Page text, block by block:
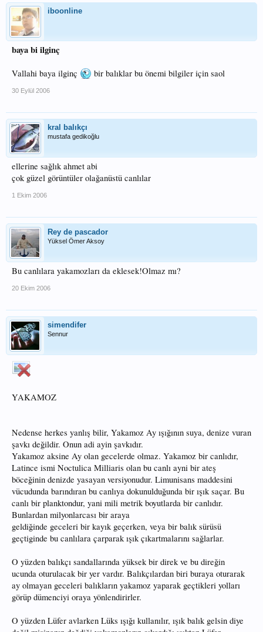
iboonline
baya bi ilginç
Vallahi baya ilginç bir balıklar bu önemi bilgiler için saol
30 Eylül 2006
kral balıkçı
mustafa gedikoğlu
ellerine sağlık ahmet abi
çok güzel görüntüler olağanüstü canlılar
1 Ekim 2006
Rey de pascador
Yüksel Ömer Aksoy
Bu canlılara yakamozları da eklesek!Olmaz mı?
20 Ekim 2006
simendifer
Sennur
YAKAMOZ
Nedense herkes yanlış bilir, Yakamoz Ay ışığının suya, denize vuran
şavkı değildir. Onun adi ayin şavkıdır.
Yakamoz aksine Ay olan gecelerde olmaz. Yakamoz bir canlıdır,
Latince ismi Noctulica Milliaris olan bu canlı ayni bir ateş
böceğinin denizde yasayan versiyonudur. Limunisans maddesini
vücudunda barındıran bu canlıya dokunulduğunda bir ışık saçar. Bu
canlı bir planktondur, yani mili metrik boyutlarda bir canlıdır.
Bunlardan milyonlarcası bir araya
geldiğinde geceleri bir kayık geçerken, veya bir balık sürüsü
geçtiginde bu canlılara çarparak ışık çıkartmalarını sağlarlar.
O yüzden balıkçı sandallarında yüksek bir direk ve bu direğin
ucunda oturulacak bir yer vardır. Balıkçılardan biri buraya oturarak
ay olmayan geceleri balıkların yakamoz yaparak geçtikleri yolları
görüp dümenciyi oraya yönlendirirler.
O yüzden Lüfer avlarken Lüks ışığı kullanılır, ışık balık gelsin diye